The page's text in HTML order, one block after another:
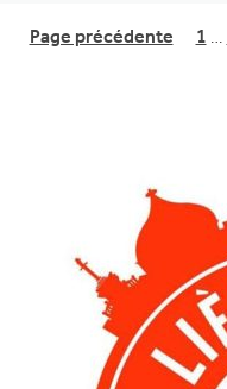
Page précédente 1